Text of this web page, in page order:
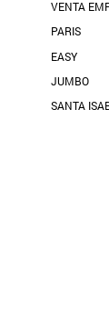
VENTA
PARIS
EASY
JUMBO
SANTA